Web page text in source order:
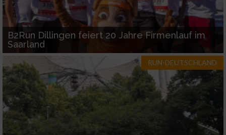
B2Run Dillingen feiert 20 Jahre Firmenlauf im
Saarland
RUN-DEUTSCHLAND
Funktional
Werbung